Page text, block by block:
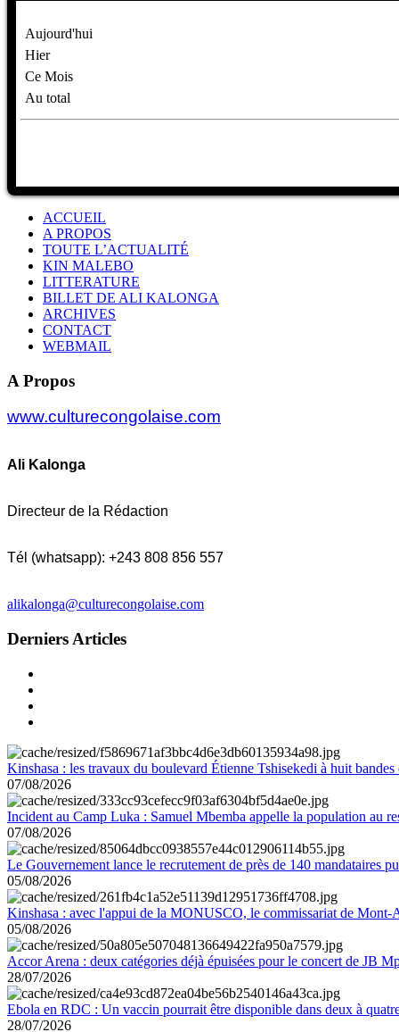
Aujourd'hui
Hier
Ce Mois
Au total
ACCUEIL
A PROPOS
TOUTE L’ACTUALITÉ
KIN MALEBO
LITTERATURE
BILLET DE ALI KALONGA
ARCHIVES
CONTACT
WEBMAIL
A Propos
www.culturecongolaise.com
Ali Kalonga
Directeur de la Rédaction
Tél (whatsapp): +243 808 856 557
alikalonga@culturecongolaise.com
Derniers Articles
Kinshasa : les travaux du boulevard Étienne Tshisekedi à huit
07/08/2026
Incident au Camp Luka : Samuel Mbemba appelle la population au
07/08/2026
Le Gouvernement lance le recrutement de près de 140 mandataires
05/08/2026
Kinshasa : avec l'appui de la MONUSCO, le commissariat de Mont-
05/08/2026
Accor Arena : deux catégories déjà épuisées pour le concert de JB
28/07/2026
Ebola en RDC : Un vaccin pourrait être disponible dans deux à
28/07/2026